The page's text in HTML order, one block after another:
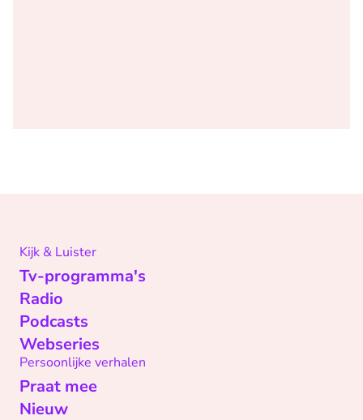
Kijk & Luister
Tv-programma's
Radio
Podcasts
Webseries
Persoonlijke verhalen
Praat mee
Nieuw